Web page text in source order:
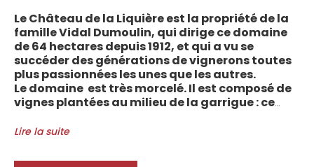
Le Château de la Liquière est la propriété de la
famille Vidal Dumoulin, qui dirige ce domaine
de 64 hectares depuis 1912, et qui a vu se
succéder des générations de vignerons toutes
plus passionnées les unes que les autres.
Le domaine est très morcelé. Il est composé de
vignes plantées au milieu de la garrigue : ce
entre les villages d’Autignac, Caussiniojouls,
l’Appellation. La grande majorité des parcelles,
Lire la suite